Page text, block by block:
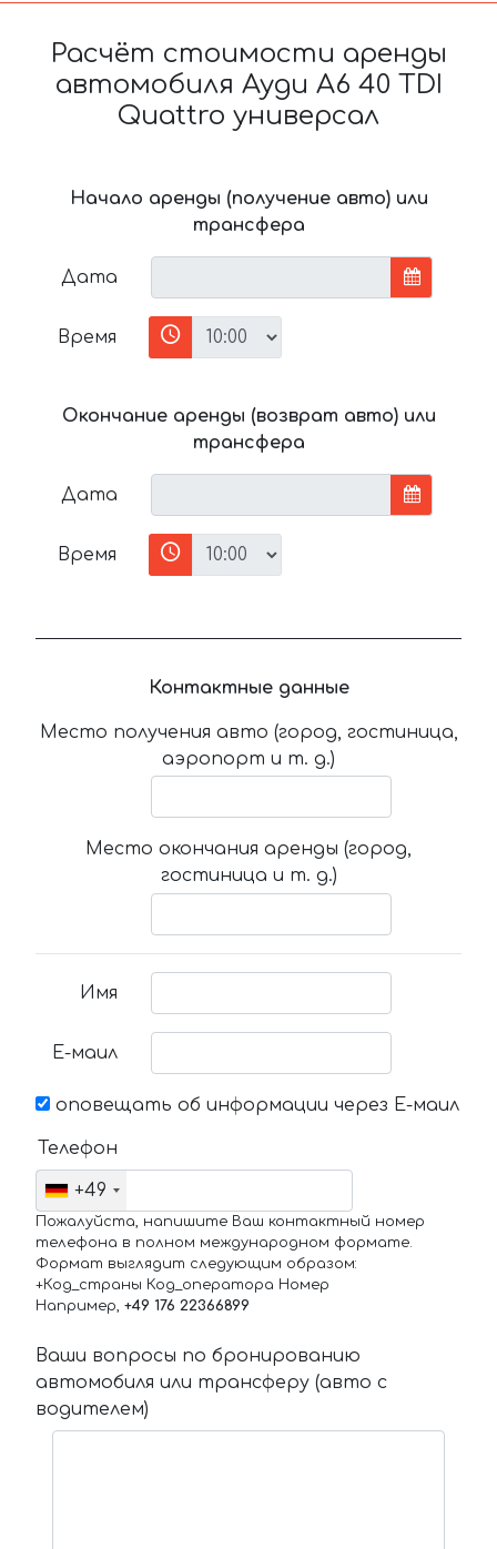
Расчёт стоимости аренды
автомобиля Ауди A6 40 TDI
Quattro универсал
Начало аренды (получение авто) или
трансфера
Дата
Время
Окончание аренды (возврат авто) или
трансфера
Дата
Время
Контактные данные
Место получения авто (город, гостиница,
аэропорт и т. д.)
Место окончания аренды (город,
гостиница и т. д.)
Имя
Е-маил
оповещать об информации через Е-маил
Телефон
+49
Пожалуйста, напишите Ваш контактный номер
телефона в полном международном формате.
Формат выглядит следующим образом:
+Код_страны Код_оператора Номер
Например, +49 176 22366899
Ваши вопросы по бронированию
автомобиля или трансферу (авто с
водителем)